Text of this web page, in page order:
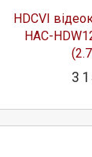
HDCVI
HAC-
3